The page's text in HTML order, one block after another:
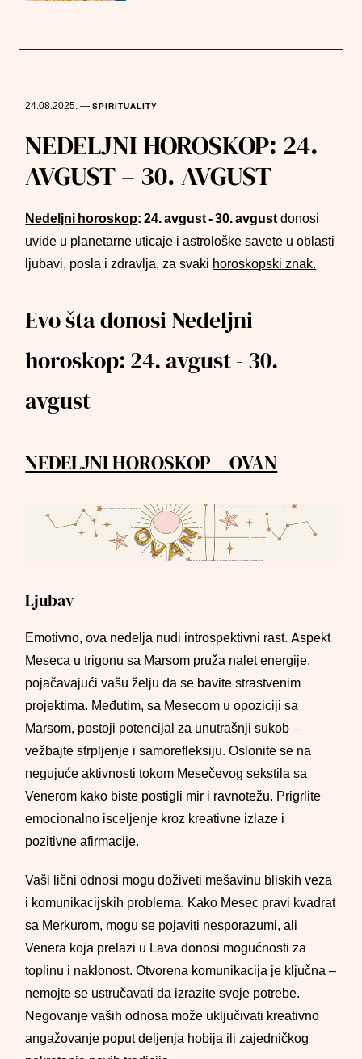
24.08.2025.—SPIRITUALITY
NEDELJNI HOROSKOP: 24.
AVGUST – 30. AVGUST
Nedeljni horoskop: 24. avgust - 30. avgustdonosi
uvide u planetarne uticaje i astrološke savete u oblasti
ljubavi, posla i zdravlja, za svaki horoskopski znak.
Evo šta donosi Nedeljni
horoskop: 24. avgust - 30.
avgust
NEDELJNI HOROSKOP – OVAN
Ljubav
Emotivno, ova nedelja nudi introspektivni rast. Aspekt
Meseca u trigonu sa Marsom pruža nalet energije,
pojačavajući vašu želju da se bavite strastvenim
projektima. Međutim, sa Mesecom u opoziciji sa
Marsom, postoji potencijal za unutrašnji sukob –
vežbajte strpljenje i samorefleksiju. Oslonite se na
negujuće aktivnosti tokom Mesečevog sekstila sa
Venerom kako biste postigli mir i ravnotežu. Prigrlite
emocionalno isceljenje kroz kreativne izlaze i
pozitivne afirmacije.
Vaši lični odnosi mogu doživeti mešavinu bliskih veza
i komunikacijskih problema. Kako Mesec pravi kvadrat
sa Merkurom, mogu se pojaviti nesporazumi, ali
Venera koja prelazi u Lava donosi mogućnosti za
toplinu i naklonost. Otvorena komunikacija je ključna –
nemojte se ustručavati da izrazite svoje potrebe.
Negovanje vaših odnosa može uključivati kreativno
angažovanje poput deljenja hobija ili zajedničkog